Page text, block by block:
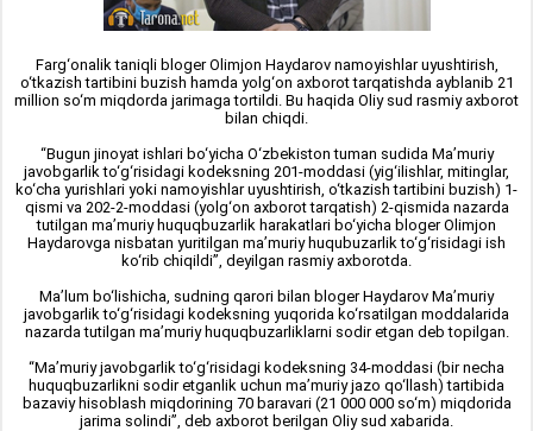
Farg‘onalik taniqli bloger Olimjon Haydarov namoyishlar uyushtirish,
o‘tkazish tartibini buzish hamda yolg‘on axborot tarqatishda ayblanib 21
million so‘m miqdorda jarimaga tortildi. Bu haqida Oliy sud rasmiy axborot
bilan chiqdi.
“Bugun jinoyat ishlari bo‘yicha O‘zbekiston tuman sudida Ma’muriy
javobgarlik to‘g‘risidagi kodeksning 201-moddasi (yig‘ilishlar, mitinglar,
ko‘cha yurishlari yoki namoyishlar uyushtirish, o‘tkazish tartibini buzish) 1-
qismi va 202-2-moddasi (yolg‘on axborot tarqatish) 2-qismida nazarda
tutilgan ma’muriy huquqbuzarlik harakatlari bo‘yicha bloger Olimjon
Haydarovga nisbatan yuritilgan ma’muriy huqubuzarlik to‘g‘risidagi ish
ko‘rib chiqildi”, deyilgan rasmiy axborotda.
Ma’lum bo‘lishicha, sudning qarori bilan bloger Haydarov Ma’muriy
javobgarlik to‘g‘risidagi kodeksning yuqorida ko‘rsatilgan moddalarida
nazarda tutilgan ma’muriy huquqbuzarliklarni sodir etgan deb topilgan.
“Ma’muriy javobgarlik to‘g‘risidagi kodeksning 34-moddasi (bir necha
huquqbuzarlikni sodir etganlik uchun ma’muriy jazo qo‘llash) tartibida
bazaviy hisoblash miqdorining 70 baravari (21 000 000 so‘m) miqdorida
jarima solindi”, deb axborot berilgan Oliy sud xabarida.